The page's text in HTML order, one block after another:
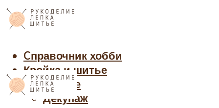
Cправочник хобби
Кройка и шитье
Рукоделие
Декупаж